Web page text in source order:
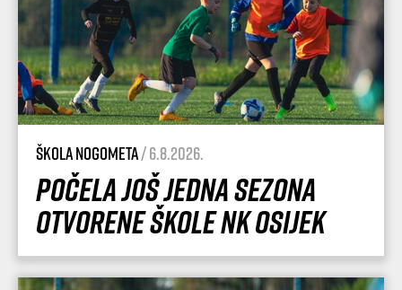
Škola nogometa/ 6.8.2026.
Počela još jedna sezona
Otvorene škole NK Osijek